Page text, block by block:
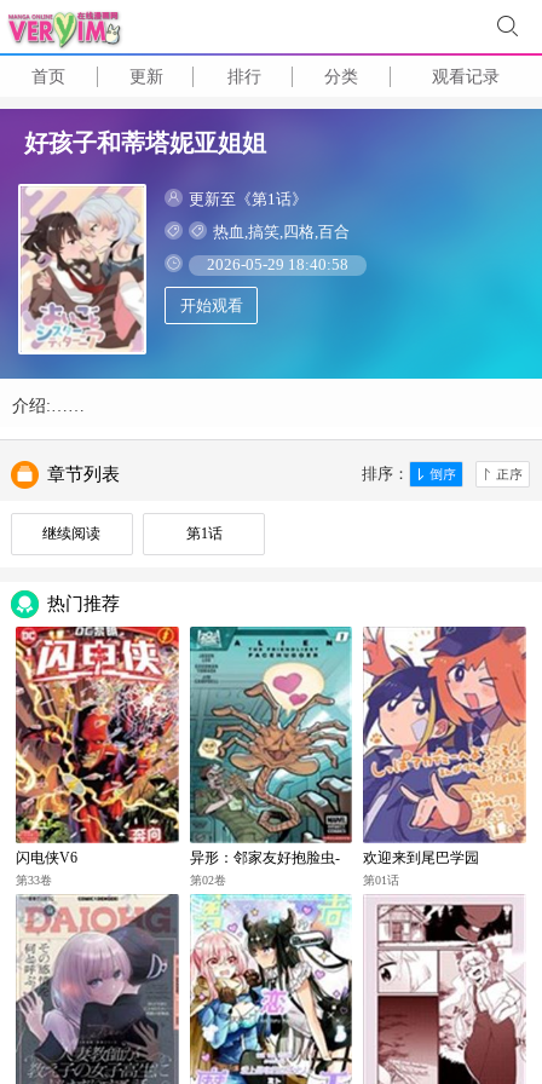
首页 更新 排行 分类 观看记录
好孩子和蒂塔妮亚姐姐
更新至《第1话》
热血,搞笑,四格,百合
2026-05-29 18:40:58
开始观看
介绍:……
排序：
章节列表
继续阅读 第1话
热门推荐
闪电侠V6
第33卷
异形：邻家友好抱脸虫-
无限
第02卷
欢迎来到尾巴学园
第01话